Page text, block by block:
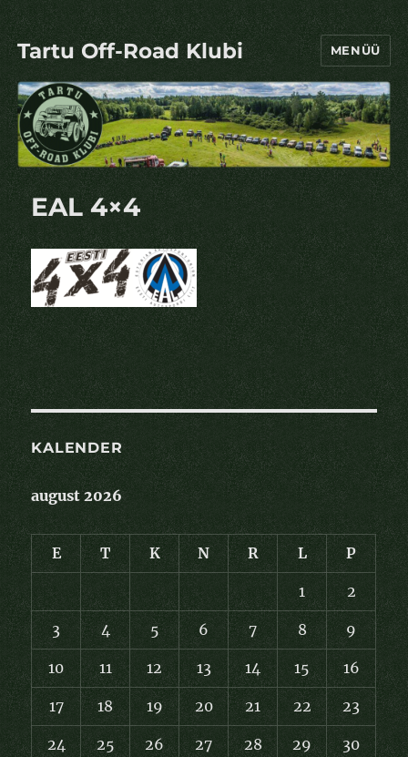
Tartu Off-Road Klubi MENÜÜ
EAL 4×4
KALENDER
august 2026
E T K N R L P
1 2
3 4 5 6 7 8 9
10 11 12 13 14 15 16
17 18 19 20 21 22 23
24 25 26 27 28 29 30